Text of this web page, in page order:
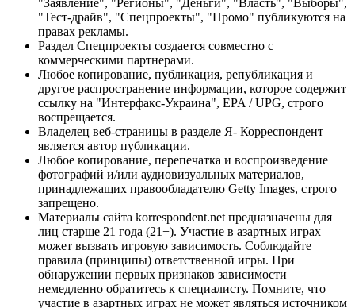
"Тест-драйв", "Спецпроекты", "Промо" публикуются на
правах рекламы.
Раздел Спецпроекты создается совместно с
коммерческими партнерами.
Любое копирование, публикация, републикация и
другое распространение информации, которое содержит
ссылку на "Интерфакс-Украина", EPA / UPG, строго
воспрещается.
Владелец веб-страницы в разделе Я- Корреспондент
является автор публикации.
Любое копирование, перепечатка и воспроизведение
фотографий и/или аудиовизуальных материалов,
принадлежащих правообладателю Getty Images, строго
запрещено.
Материалы сайта korrespondent.net предназначены для
лиц старше 21 года (21+). Участие в азартных играх
может вызвать игровую зависимость. Соблюдайте
правила (принципы) ответственной игры. При
обнаружении первых признаков зависимости
немедленно обратитесь к специалисту. Помните, что
участие в азартных играх не может являться источником